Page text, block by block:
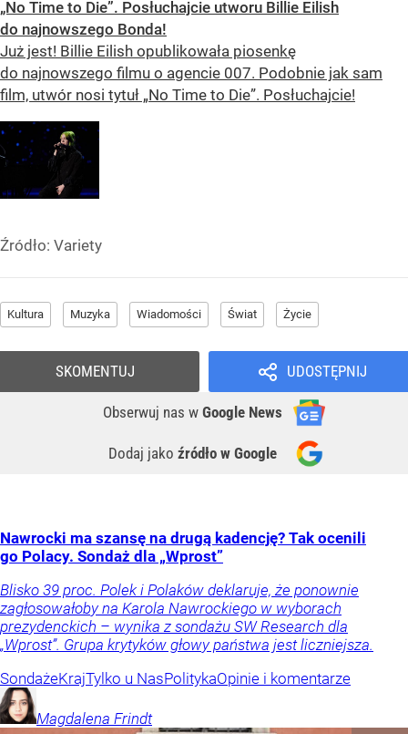
„No Time to Die”. Posłuchajcie utworu Billie Eilish
do najnowszego Bonda!
Już jest! Billie Eilish opublikowała piosenkę
do najnowszego filmu o agencie 007. Podobnie jak sam
film, utwór nosi tytuł „No Time to Die”. Posłuchajcie!
Źródło: Variety
Kultura Muzyka Wiadomości Świat Życie
UDOSTĘPNIJ
Obserwuj nas w Google News
Dodaj jako źródło w Google
SKOMENTUJ
Nawrocki ma szansę na drugą kadencję? Tak ocenili
go Polacy. Sondaż dla „Wprost”
Blisko 39 proc. Polek i Polaków deklaruje, że ponownie
zagłosowałoby na Karola Nawrockiego w wyborach
prezydenckich – wynika z sondażu SW Research dla
„Wprost”. Grupa krytyków głowy państwa jest liczniejsza.
SondażeKrajTylko u NasPolitykaOpinie i komentarze
Magdalena Frindt